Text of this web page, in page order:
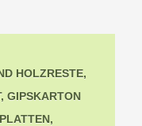
HOLZRESTE,
GIPSKARTON